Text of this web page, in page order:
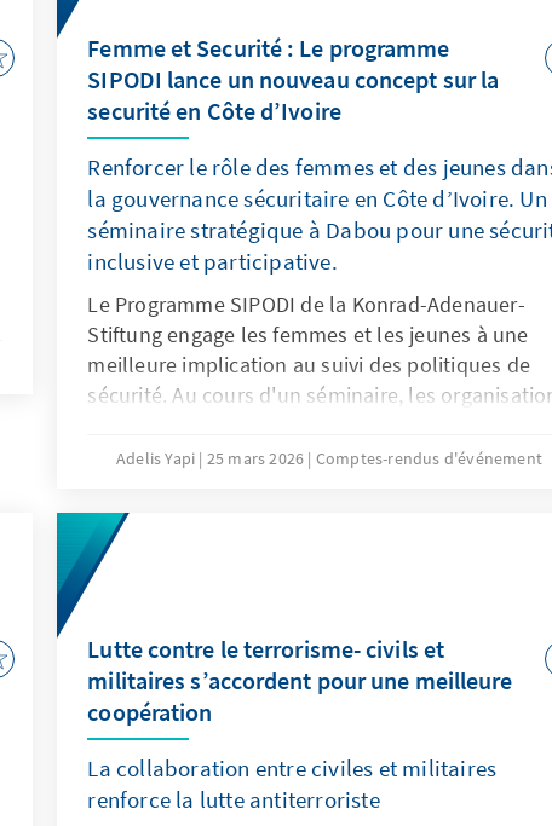
Femme et Securité : Le programme
SIPODI lance un nouveau concept sur la
securité en Côte d’Ivoire
Renforcer le rôle des femmes et des jeunes
la gouvernance sécuritaire en Côte d’Ivoire. Un
séminaire stratégique à Dabou pour une
inclusive et participative.
Le Programme SIPODI de la Konrad-Adenauer-
Stiftung engage les femmes et les jeunes à une
meilleure implication au suivi des politiques de
sécurité. Au cours d'un séminaire, les
un renforcement de leur capacité sur la
Reforme du secteur de sécurité et des résolutions
1325 des Nations Unies. cette rencontre a permis
aux participants et participants d'élargir leur
Adelis Yapi 25 mars 2026 Comptes-rendus d'événement
Lutte contre le terrorisme- civils et
militaires s’accordent pour une meilleure
coopération
La collaboration entre civiles et militaires
renforce la lutte antiterroriste